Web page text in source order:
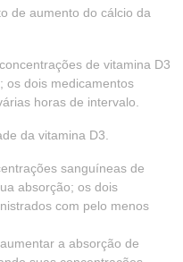
de aumento do cálcio da
de vitamina D3
os dois medicamentos
horas de intervalo.
da vitamina D3.
sanguíneas de
absorção; os dois
com pelo menos
a absorção de